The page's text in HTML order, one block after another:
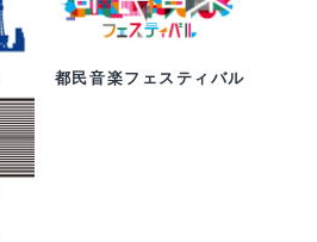
都民音楽フェスティバル